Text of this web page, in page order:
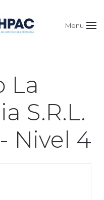
Menu
La
S.R.L.
Nivel 4